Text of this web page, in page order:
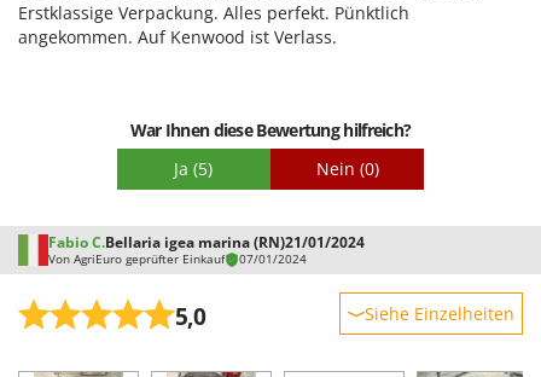
Qualität / Preis
Schwierigkeitsgrad Zusammenbau
Erstklassige Verpackung. Alles perfekt. Pünktlich
angekommen. Auf Kenwood ist Verlass.
War Ihnen diese Bewertung hilfreich?
Ja (5) Nein (0)
Fabio C.Bellaria igea marina (RN)21/01/2024
Von AgriEuro geprüfter Einkauf 07/01/2024
5,0 Siehe Einzelheiten